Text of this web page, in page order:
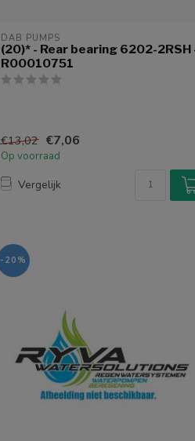
DAB PUMPS
(20)* - Rear bearing 6202-2RSH
R00010751
€13,02 €7,06
Op voorraad
Vergelijk
-20%